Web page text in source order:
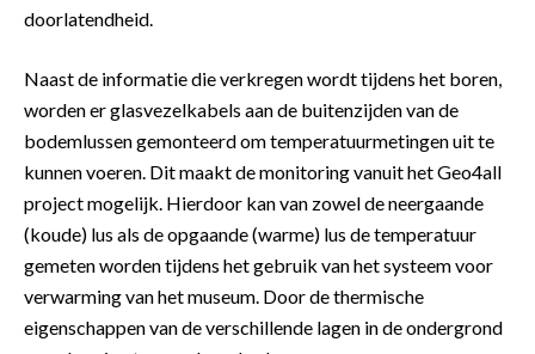
doorlatendheid.
Naast de informatie die verkregen wordt tijdens het boren,
worden er glasvezelkabels aan de buitenzijden van de
bodemlussen gemonteerd om temperatuurmetingen uit te
kunnen voeren. Dit maakt de monitoring vanuit het Geo4all
project mogelijk. Hierdoor kan van zowel de neergaande
(koude) lus als de opgaande (warme) lus de temperatuur
gemeten worden tijdens het gebruik van het systeem voor
verwarming van het museum. Door de thermische
eigenschappen van de verschillende lagen in de ondergrond